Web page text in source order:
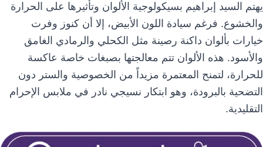
يهتم السيد إبراهيم بسيكولوجية الألوان وتأثيرها على الحرارة
والخشوع. فرغم سيادة اللون الأبيض، إلا أن كنوز وفرت
خيارات بألوان داكنة رصينة مثل الكحلي والرمادي الغامق
والأسود. هذه الألوان تتم معالجتها بصبغات خاصة عاكسة
للحرارة، لتمنح المعتمرة مزيداً من الخصوصية والستر دون
التضحية بالبرودة، وهو ابتكار نسيجي نادر في ملابس الإحرام
التقليدية.